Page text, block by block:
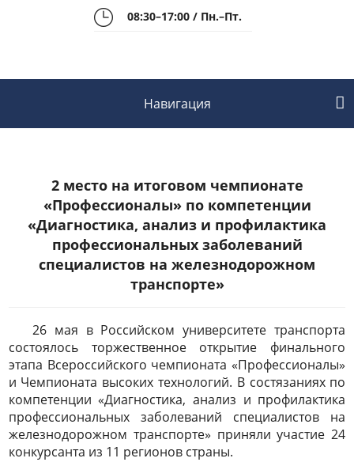
08:30–17:00 / Пн.–Пт.
Навигация
2 место на итоговом чемпионате
«Профессионалы» по компетенции
«Диагностика, анализ и профилактика
профессиональных заболеваний
специалистов на железнодорожном
транспорте»
26 мая в Российском университете транспорта
состоялось торжественное открытие финального
этапа Всероссийского чемпионата «Профессионалы»
и Чемпионата высоких технологий. В состязаниях по
компетенции «Диагностика, анализ и профилактика
профессиональных заболеваний специалистов на
железнодорожном транспорте» приняли участие 24
конкурсанта из 11 регионов страны.